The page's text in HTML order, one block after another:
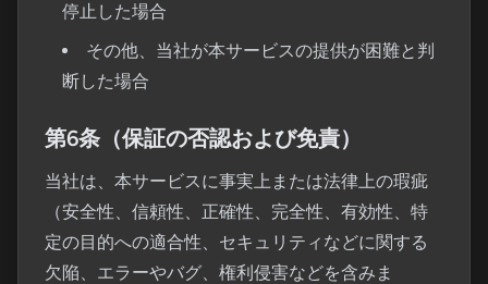
停止した場合
その他、当社が本サービスの提供が困難と判
断した場合
第6条（保証の否認および免責）
当社は、本サービスに事実上または法律上の瑕疵
（安全性、信頼性、正確性、完全性、有効性、特
定の目的への適合性、セキュリティなどに関する
欠陥、エラーやバグ、権利侵害などを含みま